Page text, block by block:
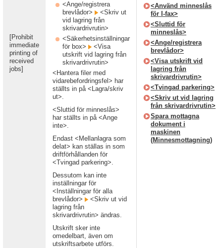
[Prohibit
immediate
printing of
received
jobs]
<Ange/registrera
brevlådor>
<Skriv ut
vid lagring från
skrivardrivrutin>
<Säkerhetsinställningar
för box>
<Visa
utskrift vid lagring från
skrivardrivrutin>
<Hantera filer med
vidarebefordringsfel> har
ställts in på <Lagra/skriv
ut>.
<Sluttid för minneslås>
har ställts in på <Ange
inte>.
Endast <Mellanlagra som
delat> kan ställas in som
driftförhållanden för
<Tvingad parkering>.
Dessutom kan inte
inställningar för
<Inställningar för alla
brevlådor>
<Skriv ut vid
lagring från
skrivardrivrutin> ändras.
Utskrift sker inte
omedelbart, även om
utskriftsarbete utförs.
<Använd minneslås
för I-fax>
<Sluttid för
minneslås>
<Ange/registrera
brevlådor>
<Visa utskrift vid
lagring från
skrivardrivrutin>
<Tvingad parkering>
<Skriv ut vid lagring
från skrivardrivrutin>
Spara mottagna
dokument i
maskinen
(Minnesmottagning)